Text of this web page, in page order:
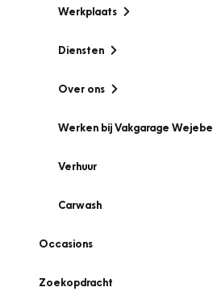
Werkplaats
Diensten
Over ons
Werken bij Vakgarage Wejebe
Verhuur
Carwash
Occasions
Zoekopdracht